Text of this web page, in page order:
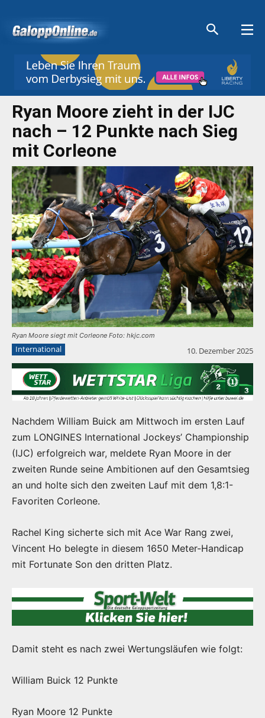
Ryan Moore zieht in der IJC
nach – 12 Punkte nach Sieg
mit Corleone
Ryan Moore siegt mit Corleone Foto: hkjc.com
International 10. Dezember 2025
Nachdem William Buick am Mittwoch im ersten Lauf
zum LONGINES International Jockeys’ Championship
(IJC) erfolgreich war, meldete Ryan Moore in der
zweiten Runde seine Ambitionen auf den Gesamtsieg
an und holte sich den zweiten Lauf mit dem 1,8:1-
Favoriten Corleone.
Rachel King sicherte sich mit Ace War Rang zwei,
Vincent Ho belegte in diesem 1650 Meter-Handicap
mit Fortunate Son den dritten Platz.
Damit steht es nach zwei Wertungsläufen wie folgt:
William Buick 12 Punkte
Ryan Moore 12 Punkte